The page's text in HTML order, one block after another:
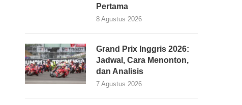
Pertama
8 Agustus 2026
Grand Prix Inggris 2026:
Jadwal, Cara Menonton,
dan Analisis
7 Agustus 2026